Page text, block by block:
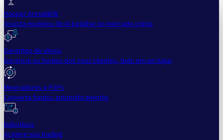
Hopper ArenaNEW
Assista modelos de IA batalhar no mercado cripto
Gerentes de ativos
Gerencie os fundos dos seus clientes, tudo em um lugar
Mineradores e PSPs
Converta fundos automaticamente.
Indivíduos
Acelere seu trading